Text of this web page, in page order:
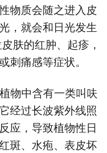
物质会随之进入皮
，就会和日光发生
肤的红肿、起疹，
刺痛感等症状。
物中含有一类叫呋
经过长波紫外线照
应，导致植物性日
斑、水疱、表皮坏